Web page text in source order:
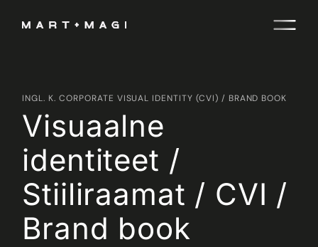
INGL. K. CORPORATE VISUAL IDENTITY (CVI) / BRAND BOOK
Visuaalne
identiteet /
Stiiliraamat / CVI /
Brand book